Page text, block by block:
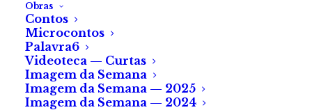
Obras
Contos
Microcontos
Palavra6
Videoteca — Curtas
Imagem da Semana
Imagem da Semana — 2025
Imagem da Semana — 2024